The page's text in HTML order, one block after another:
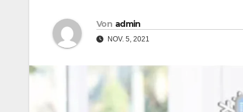
Von admin
NOV. 5, 2021